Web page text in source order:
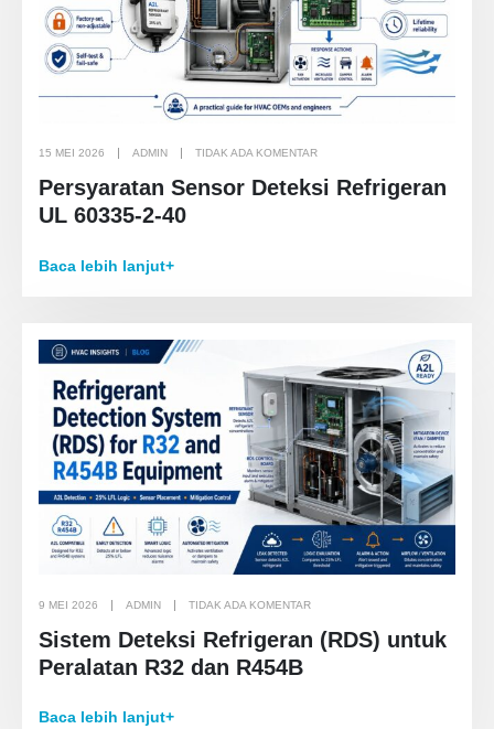
15 MEI 2026 ADMIN TIDAK ADA KOMENTAR
Persyaratan Sensor Deteksi Refrigeran
UL 60335-2-40
Baca lebih lanjut+
9 MEI 2026 ADMIN TIDAK ADA KOMENTAR
Sistem Deteksi Refrigeran (RDS) untuk
Peralatan R32 dan R454B
Baca lebih lanjut+